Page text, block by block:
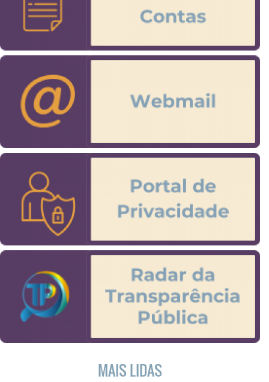
MAIS LIDAS